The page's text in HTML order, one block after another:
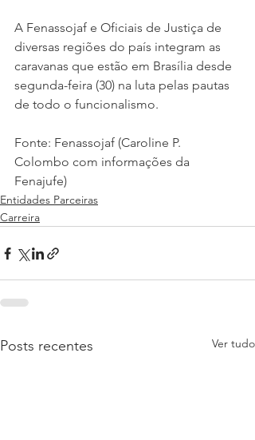
A Fenassojaf e Oficiais de Justiça de
diversas regiões do país integram as
caravanas que estão em Brasília desde
segunda-feira (30) na luta pelas pautas
de todo o funcionalismo.
Fonte: Fenassojaf (Caroline P.
Colombo com informações da
Fenajufe)
Entidades Parceiras
Carreira
Posts recentes Ver tudo